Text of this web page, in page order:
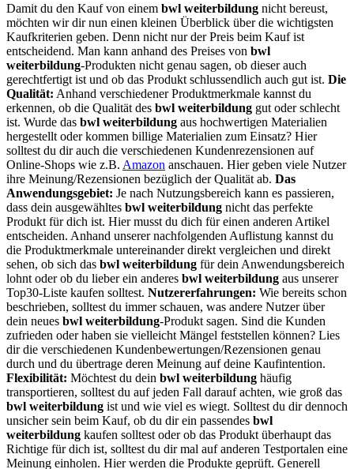
Damit du den Kauf von einem bwl weiterbildung nicht bereust,
möchten wir dir nun einen kleinen Überblick über die wichtigsten
Kaufkriterien geben. Denn nicht nur der Preis beim Kauf ist
entscheidend. Man kann anhand des Preises von bwl
weiterbildung-Produkten nicht genau sagen, ob dieser auch
gerechtfertigt ist und ob das Produkt schlussendlich auch gut ist. Die
Qualität: Anhand verschiedener Produktmerkmale kannst du
erkennen, ob die Qualität des bwl weiterbildung gut oder schlecht
ist. Wurde das bwl weiterbildung aus hochwertigen Materialien
hergestellt oder kommen billige Materialien zum Einsatz? Hier
solltest du dir auch die verschiedenen Kundenrezensionen auf
Online-Shops wie z.B. Amazon anschauen. Hier geben viele Nutzer
ihre Meinung/Rezensionen bezüglich der Qualität ab. Das
Anwendungsgebiet: Je nach Nutzungsbereich kann es passieren,
dass dein ausgewähltes bwl weiterbildung nicht das perfekte
Produkt für dich ist. Hier musst du dich für einen anderen Artikel
entscheiden. Anhand unserer nachfolgenden Auflistung kannst du
die Produktmerkmale untereinander direkt vergleichen und direkt
sehen, ob sich das bwl weiterbildung für dein Anwendungsbereich
lohnt oder ob du lieber ein anderes bwl weiterbildung aus unserer
Top30-Liste kaufen solltest. Nutzererfahrungen: Wie bereits schon
beschrieben, solltest du immer schauen, was andere Nutzer über
dein neues bwl weiterbildung-Produkt sagen. Sind die Kunden
zufrieden oder haben sie vielleicht Mängel feststellen können? Lies
dir die verschiedenen Kundenbewertungen/Rezensionen genau
durch und du übertrage deren Meinung auf deine Kaufintention.
Flexibilität: Möchtest du dein bwl weiterbildung häufig
transportieren, solltest du auf jeden Fall darauf achten, wie groß das
bwl weiterbildung ist und wie viel es wiegt. Solltest du dir dennoch
unsicher sein beim Kauf, ob du dir ein passendes bwl
weiterbildung kaufen solltest oder ob das Produkt überhaupt das
Richtige für dich ist, solltest du dir mal auf anderen Testportalen eine
Meinung einholen. Hier werden die Produkte geprüft. Generell